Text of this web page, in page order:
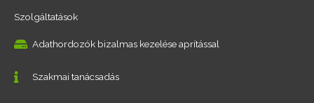
Szolgáltatások
Adathordozók bizalmas kezelése aprítással
Szakmai tanácsadás